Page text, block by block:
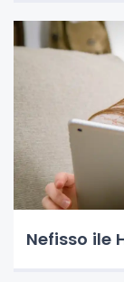
Nefisso ile